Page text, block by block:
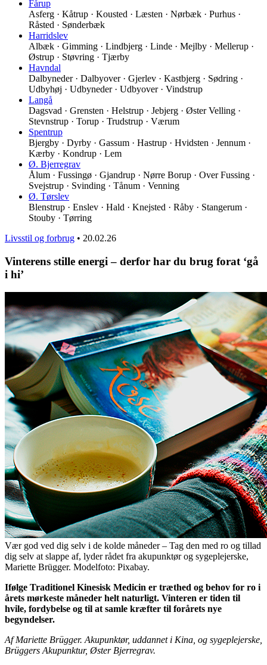
Fårup
Asferg · Kåtrup · Kousted · Læsten · Nørbæk · Purhus ·
Råsted · Sønderbæk
Harridslev
Albæk · Gimming · Lindbjerg · Linde · Mejlby · Mellerup ·
Østrup · Støvring · Tjærby
Havndal
Dalbyneder · Dalbyover · Gjerlev · Kastbjerg · Sødring ·
Udbyhøj · Udbyneder · Udbyover · Vindstrup
Langå
Dagsvad · Grensten · Helstrup · Jebjerg · Øster Velling ·
Stevnstrup · Torup · Trudstrup · Værum
Spentrup
Bjergby · Dyrby · Gassum · Hastrup · Hvidsten · Jennum ·
Kærby · Kondrup · Lem
Ø. Bjerregrav
Ålum · Fussingø · Gjandrup · Nørre Borup · Over Fussing ·
Svejstrup · Svinding · Tånum · Venning
Ø. Tørslev
Blenstrup · Enslev · Hald · Knejsted · Råby · Stangerum ·
Stouby · Tørring
Livsstil og forbrug • 20.02.26
Vinterens stille energi – derfor har du brug forat ‘gå
i hi’
Vær god ved dig selv i de kolde måneder – Tag den med ro og tillad
dig selv at slappe af, lyder rådet fra akupunktør og sygeplejerske,
Mariette Brügger. Modelfoto: Pixabay.
Ifølge Traditionel Kinesisk Medicin er træthed og behov for ro i
årets mørkeste måneder helt naturligt. Vinteren er tiden til
hvile, fordybelse og til at samle kræfter til forårets nye
begyndelser.
Af Mariette Brügger. Akupunktør, uddannet i Kina, og sygeplejerske,
Brüggers Akupunktur, Øster Bjerregrav.